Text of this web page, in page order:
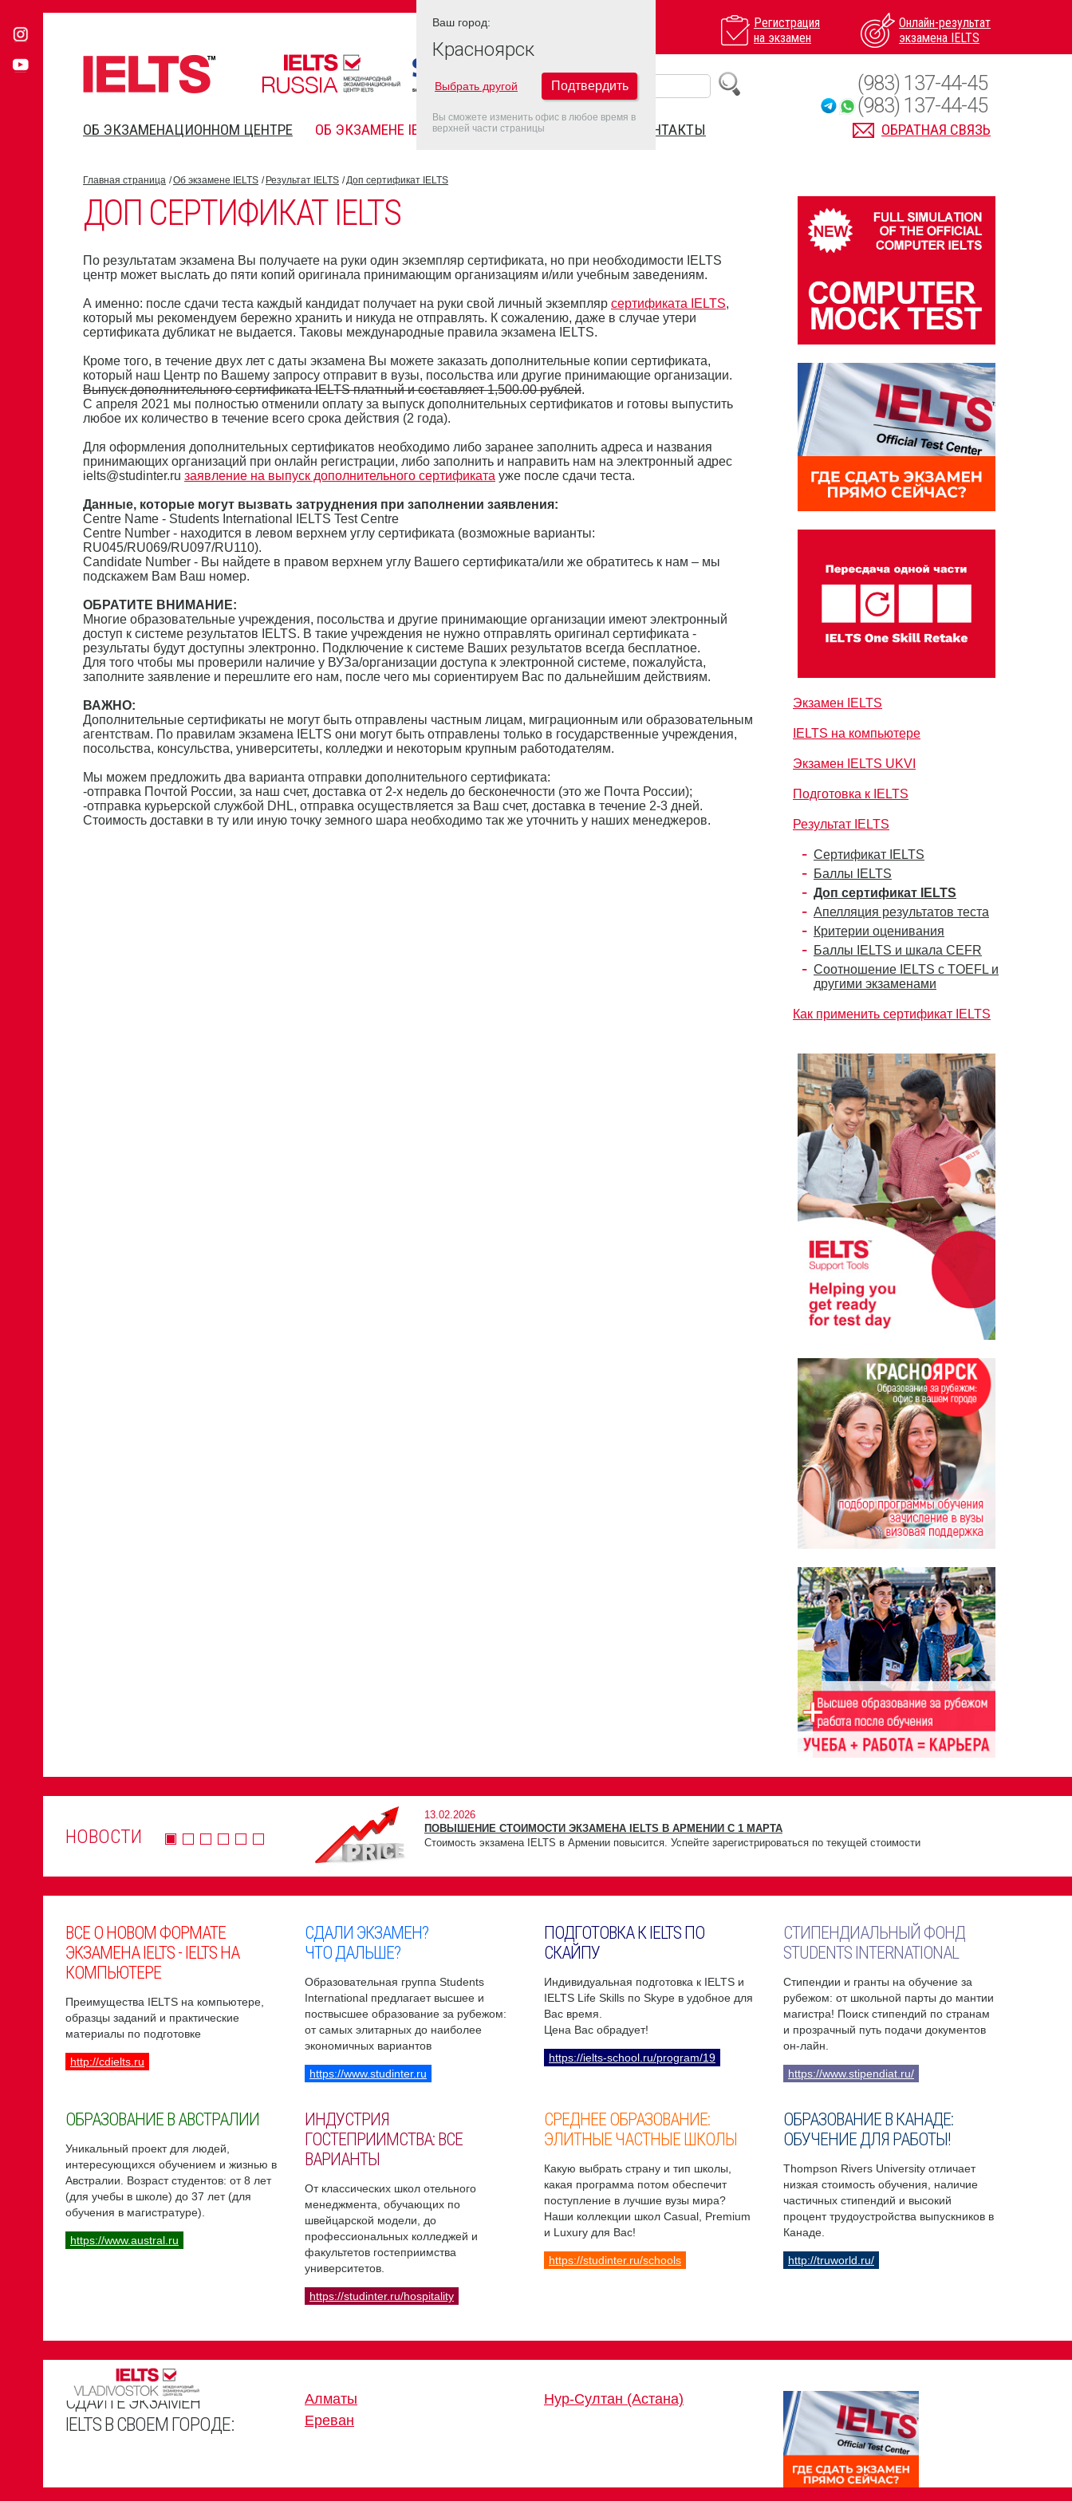
Регистрация
на экзамен
Онлайн-результат
экзамена IELTS
ОБ ЭКЗАМЕНАЦИОННОМ ЦЕНТРЕ ОБ ЭКЗАМЕНЕ IELTS FAQ ДАТЫ IELTS 2022 КОНТАКТЫ ОБРАТНАЯ СВЯЗЬ
(983) 137-44-45
(983) 137-44-45
Главная страница Об экзамене IELTS Результат IELTS Доп сертификат IELTS
ДОП СЕРТИФИКАТ IELTS
По результатам экзамена Вы получаете на руки один экземпляр сертификата, но при необходимости IELTS
центр может выслать до пяти копий оригинала принимающим организациям и/или учебным заведениям.
А именно: после сдачи теста каждый кандидат получает на руки свой личный экземпляр сертификата IELTS,
который мы рекомендуем бережно хранить и никуда не отправлять. К сожалению, даже в случае утери
сертификата дубликат не выдается. Таковы международные правила экзамена IELTS.
Кроме того, в течение двух лет с даты экзамена Вы можете заказать дополнительные копии сертификата,
который наш Центр по Вашему запросу отправит в вузы, посольства или другие принимающие организации.
Выпуск дополнительного сертификата IELTS платный и составляет 1,500.00 рублей.
С апреля 2021 мы полностью отменили оплату за выпуск дополнительных сертификатов и готовы выпустить
любое их количество в течение всего срока действия (2 года).
Для оформления дополнительных сертификатов необходимо либо заранее заполнить адреса и названия
принимающих организаций при онлайн регистрации, либо заполнить и направить нам на электронный адрес
ielts@studinter.ru заявление на выпуск дополнительного сертификата уже после сдачи теста.
Данные, которые могут вызвать затруднения при заполнении заявления:
Сentre Name - Students International IELTS Test Centre
Centre Number - находится в левом верхнем углу сертификата (возможные варианты:
RU045/RU069/RU097/RU110).
Candidate Number - Вы найдете в правом верхнем углу Вашего сертификата/или же обратитесь к нам – мы
подскажем Вам Ваш номер.
ОБРАТИТЕ ВНИМАНИЕ:
Многие образовательные учреждения, посольства и другие принимающие организации имеют электронный
доступ к системе результатов IELTS. В такие учреждения не нужно отправлять оригинал сертификата -
результаты будут доступны электронно. Подключение к системе Ваших результатов всегда бесплатное.
Для того чтобы мы проверили наличие у ВУЗа/организации доступа к электронной системе, пожалуйста,
заполните заявление и перешлите его нам, после чего мы сориентируем Вас по дальнейшим действиям.
ВАЖНО:
Дополнительные сертификаты не могут быть отправлены частным лицам, миграционным или образовательным
агентствам. По правилам экзамена IELTS они могут быть отправлены только в государственные учреждения,
посольства, консульства, университеты, колледжи и некоторым крупным работодателям.
Мы можем предложить два варианта отправки дополнительного сертификата:
-отправка Почтой России, за наш счет, доставка от 2-х недель до бесконечности (это же Почта России);
-отправка курьерской службой DHL, отправка осуществляется за Ваш счет, доставка в течение 2-3 дней.
Стоимость доставки в ту или иную точку земного шара необходимо так же уточнить у наших менеджеров.
Экзамен IELTS
IELTS на компьютере
Экзамен IELTS UKVI
Подготовка к IELTS
Результат IELTS
Сертификат IELTS
Баллы IELTS
Доп сертификат IELTS
Апелляция результатов теста
Критерии оценивания
Баллы IELTS и шкала CEFR
Соотношение IELTS с TOEFL и
другими экзаменами
Как применить сертификат IELTS
НОВОСТИ
13.02.2026
ПОВЫШЕНИЕ СТОИМОСТИ ЭКЗАМЕНА IELTS В АРМЕНИИ С 1 МАРТА
Стоимость экзамена IELTS в Армении повысится. Успейте зарегистрироваться по текущей стоимости
ВСЕ О НОВОМ ФОРМАТЕ
ЭКЗАМЕНА IELTS - IELTS НА
КОМПЬЮТЕРЕ
Преимущества IELTS на компьютере,
образцы заданий и практические
материалы по подготовке
http://cdielts.ru
СДАЛИ ЭКЗАМЕН?
ЧТО ДАЛЬШЕ?
Образовательная группа Students
International предлагает высшее и
поствысшее образование за рубежом:
от самых элитарных до наиболее
экономичных вариантов
https://www.studinter.ru
ПОДГОТОВКА К IELTS ПО
СКАЙПУ
Индивидуальная подготовка к IELTS и
IELTS Life Skills по Skype в удобное для
Вас время.
Цена Вас обрадует!
https://ielts-school.ru/program/19
СТИПЕНДИАЛЬНЫЙ ФОНД
STUDENTS INTERNATIONAL
Стипендии и гранты на обучение за
рубежом: от школьной парты до мантии
магистра! Поиск стипендий по странам
и прозрачный путь подачи документов
он-лайн.
https://www.stipendiat.ru/
ОБРАЗОВАНИЕ В АВСТРАЛИИ
Уникальный проект для людей,
интересующихся обучением и жизнью в
Австралии. Возраст студентов: от 8 лет
(для учебы в школе) до 37 лет (для
обучения в магистратуре).
https://www.austral.ru
ИНДУСТРИЯ
ГОСТЕПРИИМСТВА: ВСЕ
ВАРИАНТЫ
От классических школ отельного
менеджмента, обучающих по
швейцарской модели, до
профессиональных колледжей и
факультетов гостеприимства
университетов.
https://studinter.ru/hospitality
СРЕДНЕЕ ОБРАЗОВАНИЕ:
ЭЛИТНЫЕ ЧАСТНЫЕ ШКОЛЫ
Какую выбрать страну и тип школы,
какая программа потом обеспечит
поступление в лучшие вузы мира?
Наши коллекции школ Casual, Premium
и Luxury для Вас!
https://studinter.ru/schools
ОБРАЗОВАНИЕ В КАНАДЕ:
ОБУЧЕНИЕ ДЛЯ РАБОТЫ!
Thompson Rivers University отличает
низкая стоимость обучения, наличие
частичных стипендий и высокий
процент трудоустройства выпускников в
Канаде.
http://truworld.ru/
СДАЙТЕ ЭКЗАМЕН
IELTS В СВОЕМ ГОРОДЕ:
Алматы
Ереван
Нур-Султан (Астана)
Ваш город:
Красноярск
Выбрать другой Подтвердить
Вы сможете изменить офис в любое время в
верхней части страницы